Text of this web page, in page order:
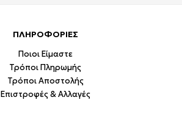
ΠΛΗΡΟΦΟΡΙΕΣ
Ποιοι Είμαστε
Τρόποι Πληρωμής
Τρόποι Αποστολής
Επιστροφές & Αλλαγές